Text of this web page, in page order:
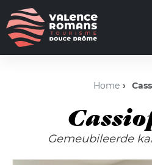
Home
Gemeubileerde